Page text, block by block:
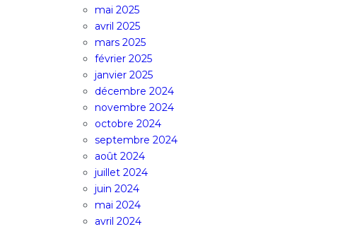
mai 2025
avril 2025
mars 2025
février 2025
janvier 2025
décembre 2024
novembre 2024
octobre 2024
septembre 2024
août 2024
juillet 2024
juin 2024
mai 2024
avril 2024